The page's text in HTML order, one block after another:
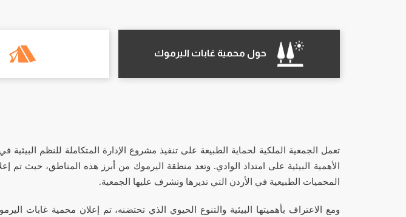
حول محمية غابات اليرموك
تعمل الجمعية الملكية لحماية الطبيعة على تنفيذ مشروع الإدارة المتكاملة للنظم
الأهمية البيئية على امتداد الوادي. وتعد منطقة اليرموك من أبرز هذه المناطق، حيث تم
المحميات الطبيعية في الأردن التي تديرها وتشرف عليها الجمعية.
ومع الاعتراف بأهميتها البيئية والتنوع الحيوي الذي تحتضنه، تم إعلان محمية غابات اليرموك في عام 2025